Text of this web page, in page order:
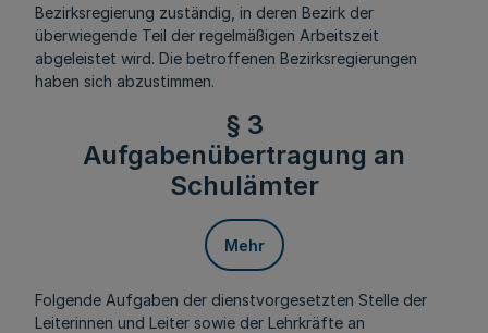
Bezirksregierung zuständig, in deren Bezirk der
überwiegende Teil der regelmäßigen Arbeitszeit
abgeleistet wird. Die betroffenen Bezirksregierungen
haben sich abzustimmen.
§ 3
Aufgabenübertragung an
Schulämter
Mehr
Folgende Aufgaben der dienstvorgesetzten Stelle der
Leiterinnen und Leiter sowie der Lehrkräfte an